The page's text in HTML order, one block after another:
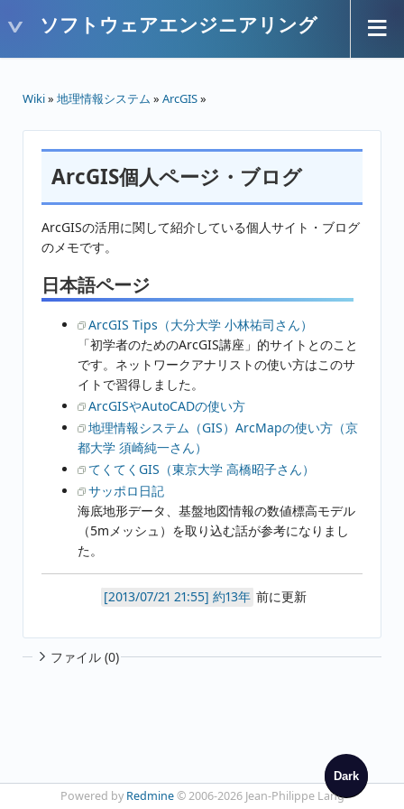
Dark
ソフトウェアエンジニアリング
Wiki» 地理情報システム » ArcGIS»
ArcGIS個人ページ・ブログ
ArcGISの活用に関して紹介している個人サイト・ブログ
のメモです。
日本語ページ
ArcGIS Tips（大分大学 小林祐司さん）
「初学者のためのArcGIS講座」的サイトとのこと
です。ネットワークアナリストの使い方はこのサ
イトで習得しました。
ArcGISやAutoCADの使い方
地理情報システム（GIS）ArcMapの使い方（京
都大学 須崎純一さん）
てくてくGIS（東京大学 高橋昭子さん）
サッポロ日記
海底地形データ、基盤地図情報の数値標高モデル
（5mメッシュ）を取り込む話が参考になりまし
た。
約13年 前に更新
ファイル (0)
Powered by Redmine© 2006-2026 Jean-Philippe Lang